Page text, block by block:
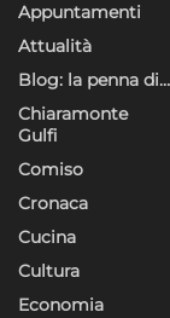
Appuntamenti
Attualità
Blog: la penna di…
Chiaramonte
Gulfi
Comiso
Cronaca
Cucina
Cultura
Economia